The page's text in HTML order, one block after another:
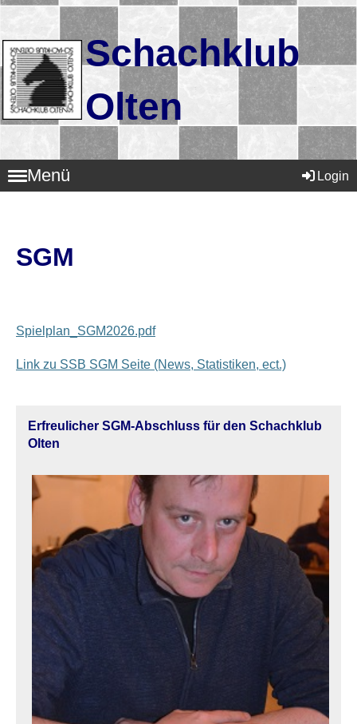
Schachklub
Olten
Menü Login
SGM
Spielplan_SGM2026.pdf
Link zu SSB SGM Seite (News, Statistiken, ect.)
Erfreulicher SGM-Abschluss für den Schachklub
Olten